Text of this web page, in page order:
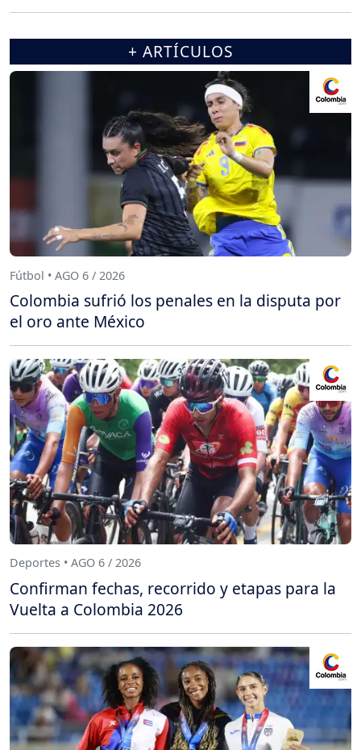
+ ARTÍCULOS
Fútbol • AGO 6 / 2026
Colombia sufrió los penales en la disputa por
el oro ante México
Deportes • AGO 6 / 2026
Confirman fechas, recorrido y etapas para la
Vuelta a Colombia 2026